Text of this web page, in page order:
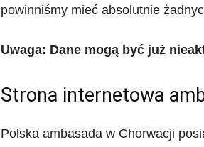
powinniśmy mieć absolutnie
Uwaga: Dane mogą być już
Strona internetowa
Polska ambasada w Chorwacji